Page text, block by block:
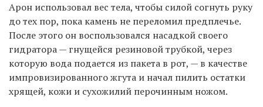
Арон использовал вес тела, чтобы силой согнуть руку
до тех пор, пока камень не переломил предплечье.
После этого он воспользовался насадкой своего
гидратора — гнущейся резиновой трубкой, через
которую вода подается из пакета в рот, — в качестве
импровизированного жгута и начал пилить остатки
хрящей, кожи и сухожилий перочинным ножом.